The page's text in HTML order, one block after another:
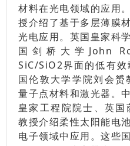
材料在光电领域的应用
授介绍了基于多层薄膜
光电应用。英国皇家科
国剑桥大学John
SiC/SiO2界面的低有
国伦敦大学学院刘会
量子点材料和激光器。
皇家工程院院士、英
教授介绍柔性太阳能电
电子领域中应用。这些